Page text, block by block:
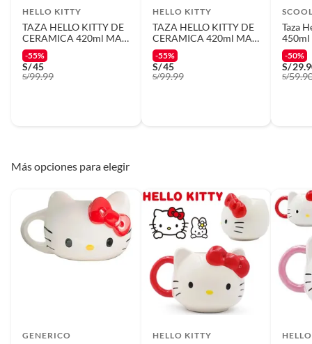
HELLO KITTY
TAZA HELLO KITTY DE
CERAMICA 420ml MAS
PLATO 2 PIEZAS ROSA
-55%
S/45
S/99.99
HELLO KITTY
TAZA HELLO KITTY DE
CERAMICA 420ml MAS
PLATO 2 PIEZAS
-55%
S/45
S/99.99
Taza
450ml
-50%
S/
S/
Más opciones para elegir
GENERICO HELLO KITTY